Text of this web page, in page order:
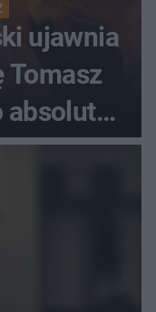
ujawnia
Tomasz
absolutny